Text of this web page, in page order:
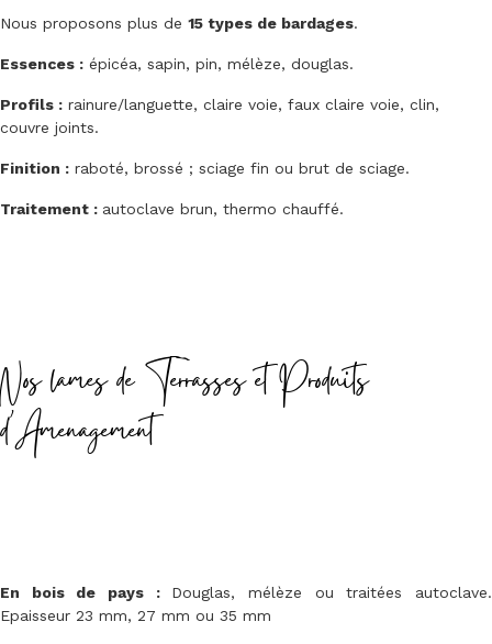
Nous proposons plus de 15 types de bardages.
Essences : épicéa, sapin, pin, mélèze, douglas.
Profils : rainure/languette, claire voie, faux claire voie, clin,
couvre joints.
Finition : raboté, brossé ; sciage fin ou brut de sciage.
Traitement : autoclave brun, thermo chauffé.
Nos lames de Terrasses et Produits
d'Amenagement
En bois de pays : Douglas, mélèze ou traitées autoclave.
Epaisseur 23 mm, 27 mm ou 35 mm